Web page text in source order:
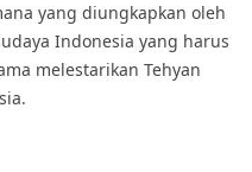
yang diungkapkan oleh
Indonesia yang harus
melestarikan Tehyan